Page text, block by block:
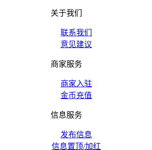
关于我们
联系我们
意见建议
商家服务
商家入驻
金币充值
信息服务
发布信息
信息置顶/加红